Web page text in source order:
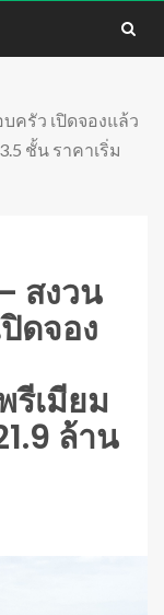
ครัว เปิดจองแล้ว
ชั้น ราคาเริ่ม
สงวน
ดจอง
รีเมียม
ล้าน